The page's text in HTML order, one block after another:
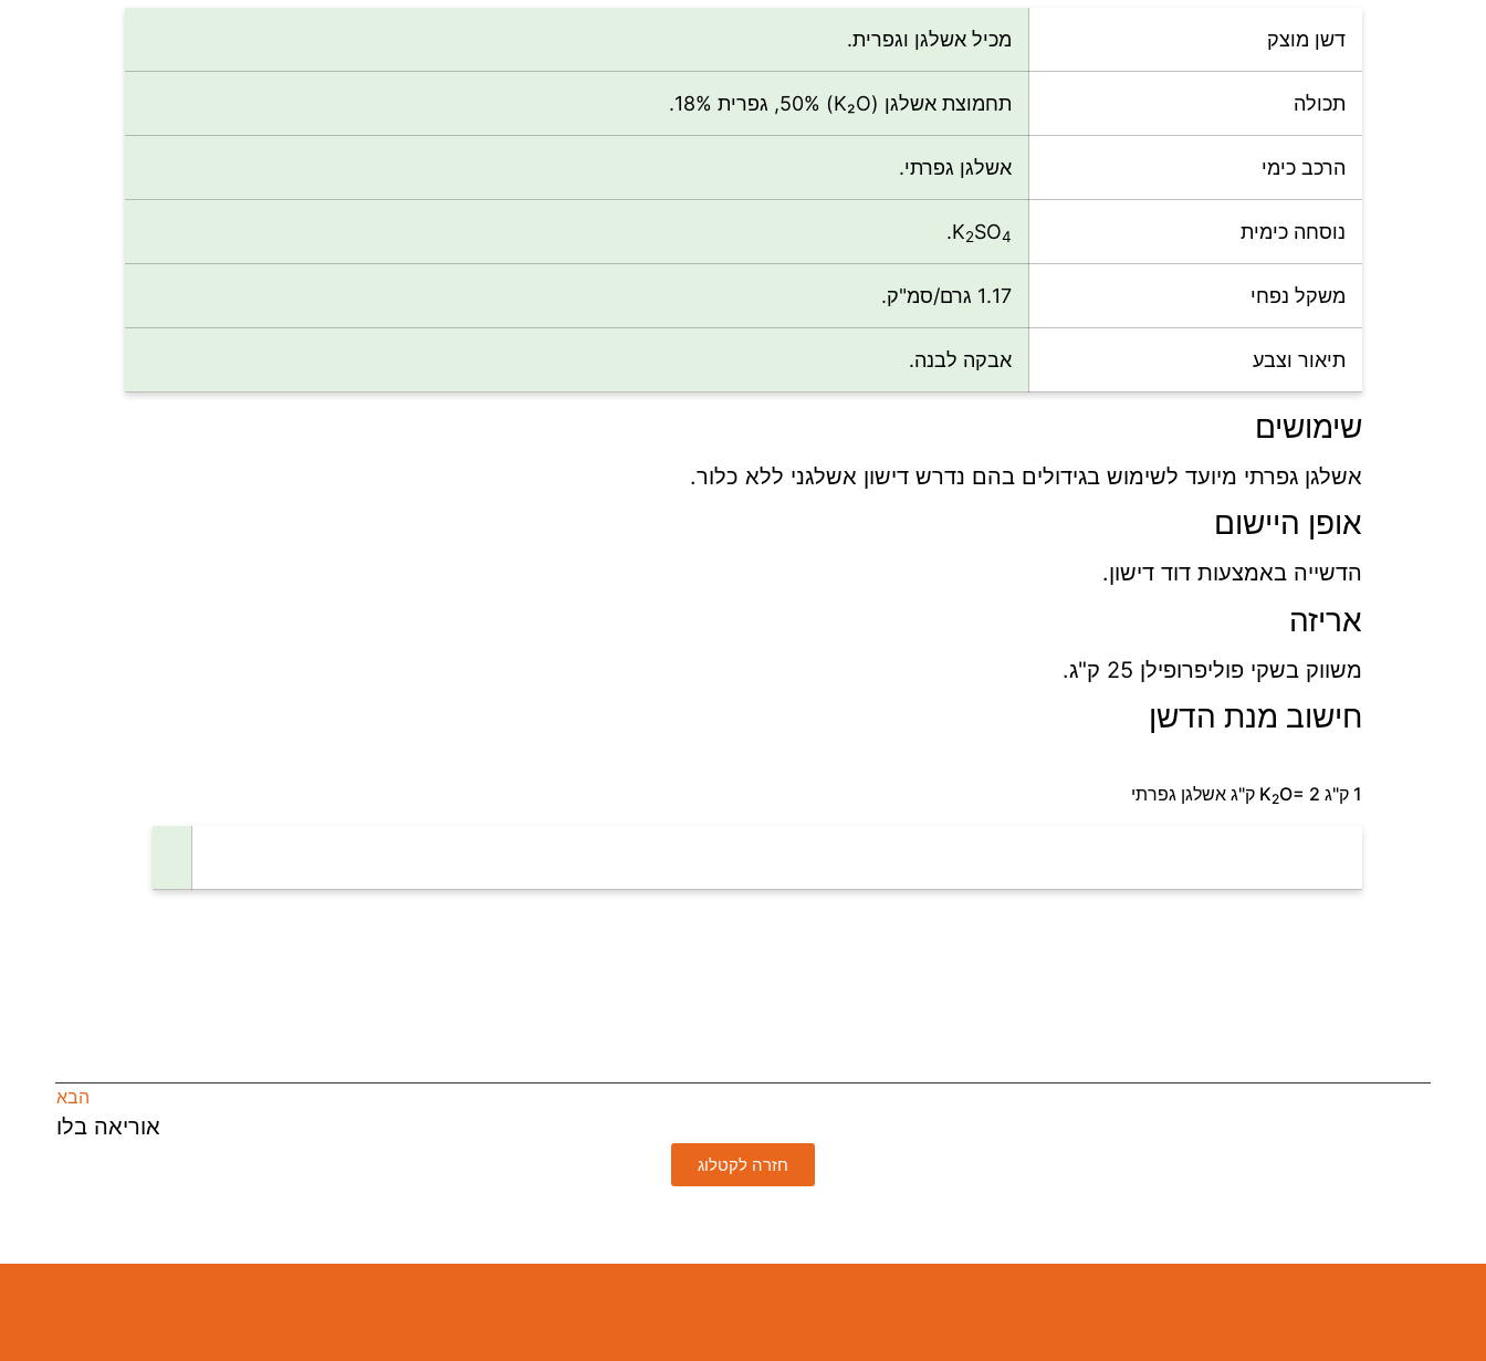
דשן מוצק מכיל אשלגן וגפרית.
תכולה תחמוצת אשלגן (K₂O) 50%, גפרית 18%.
הרכב כימי אשלגן גפרתי.
נוסחה כימית K2SO4
.
משקל נפחי 1.17 גרם/סמ"ק.
תיאור וצבע אבקה לבנה.
שימושים
אשלגן גפרתי מיועד לשימוש בגידולים בהם נדרש דישון אשלגני ללא כלור.
אופן היישום
הדשייה באמצעות דוד דישון.
אריזה
משווק בשקי פוליפרופילן 25 ק"ג.
חישוב מנת הדשן
1 ק"ג K 2O= 2 ק"ג אשלגן גפרתי
הבא
אוריאה בלו
חזרה לקטלוג